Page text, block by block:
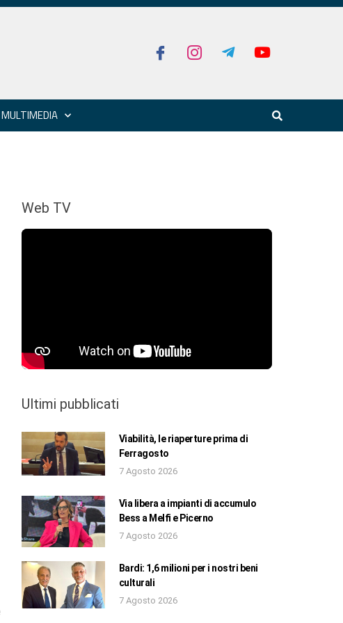
MULTIMEDIA
Web TV
Ultimi pubblicati
Viabilità, le riaperture prima di
Ferragosto
7 Agosto 2026
Via libera a impianti di accumulo
Bess a Melfi e Picerno
7 Agosto 2026
Bardi: 1,6 milioni per i nostri beni
culturali
7 Agosto 2026